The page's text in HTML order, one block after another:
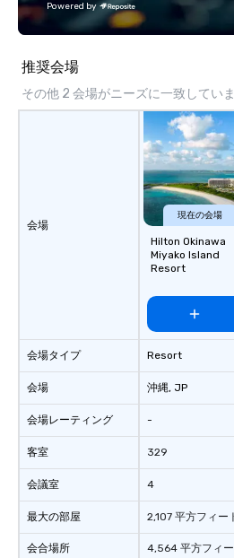
Powered by
推奨会場
その他 2 会場がニーズに一致してい
会場
会場タイプ
会場
会場レーティング
客室
会議室
最大の部屋
会合場所
現在の会場
Hilton Okinawa
Miyako Island
Resort
Resort
沖縄, JP
-
329
4
2,107 平方フィー
4,564 平方フィー